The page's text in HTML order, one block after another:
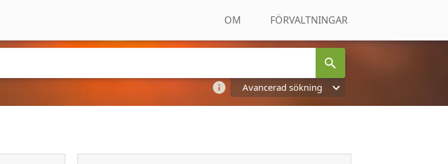
OM FÖRVALTNINGAR
Avancerad sökning